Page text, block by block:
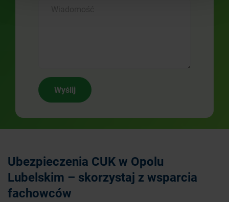
Wyślij
Ubezpieczenia CUK w Opolu
Lubelskim – skorzystaj z wsparcia
fachowców